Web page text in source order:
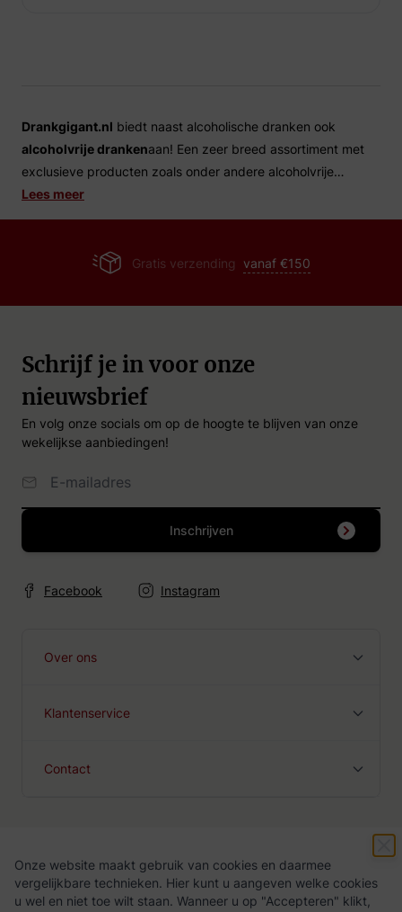
Onze website maakt gebruik van cookies en daarmee
vergelijkbare technieken. Hier kunt u aangeven welke cookies
u wel en niet toe wilt staan. Wanneer u op "Accepteren" klikt,
Drankgigant.nl biedt naast alcoholische dranken ook
alcoholvrije drankenaan! Een zeer breed assortiment met
exclusieve producten zoals onder andere alcoholvrije
whisky, rum, vodka en gin!
Lees meer
Gratis verzending vanaf €150
Schrijf je in voor onze
nieuwsbrief
En volg onze socials om op de hoogte te blijven van onze
wekelijkse aanbiedingen!
Inschrijven
Facebook Instagram
Over ons
Klantenservice
Contact
Algemene voorwaarden Privacy Policy